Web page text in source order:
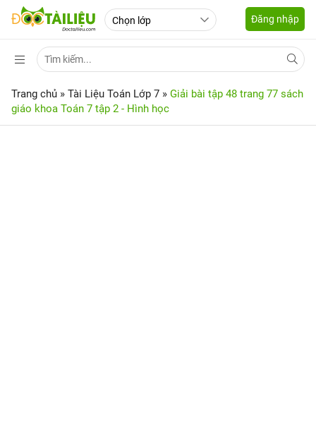
Đăng nhập
Trang chủ » Tài Liệu Toán Lớp 7 » Giải bài tập 48 trang 77 sách
giáo khoa Toán 7 tập 2 - Hình học